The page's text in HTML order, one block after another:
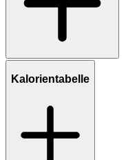
Kalorientabelle